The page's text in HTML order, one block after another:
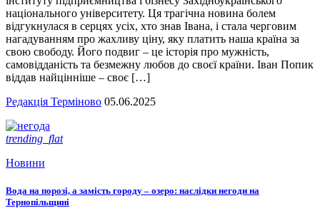
національного університету. Ця трагічна новина болем
відгукнулася в серцях усіх, хто знав Івана, і стала черговим
нагадуванням про жахливу ціну, яку платить наша країна за
свою свободу. Його подвиг – це історія про мужність,
самовідданість та безмежну любов до своєї країни. Іван Попик
віддав найцінніше – своє […]
Редакція Терміново 05.06.2025
trending_flat
Новини
Вода на порозі, а замість городу – озеро: наслідки негоди на
Тернопільщині